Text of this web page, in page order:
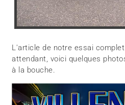
L'article de notre essai
attendant, voici quelques
à la bouche.